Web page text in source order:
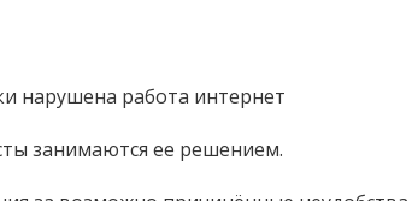
нарушена работа интернет
занимаются ее решением.